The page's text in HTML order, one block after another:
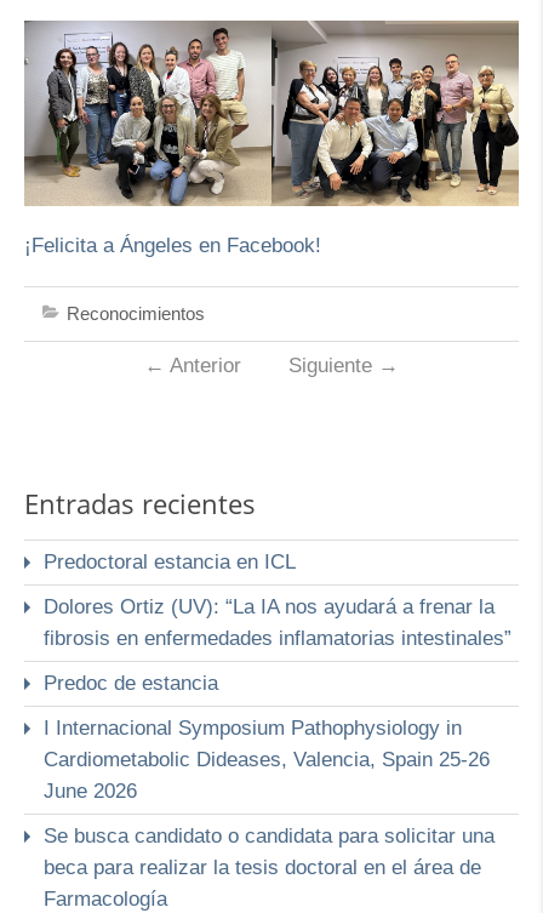
¡Felicita a Ángeles en Facebook!
Reconocimientos
← Anterior Siguiente →
Entradas recientes
Predoctoral estancia en ICL
Dolores Ortiz (UV): “La IA nos ayudará a frenar la
fibrosis en enfermedades inflamatorias intestinales”
Predoc de estancia
I Internacional Symposium Pathophysiology in
Cardiometabolic Dideases, Valencia, Spain 25-26
June 2026
Se busca candidato o candidata para solicitar una
beca para realizar la tesis doctoral en el área de
Farmacología